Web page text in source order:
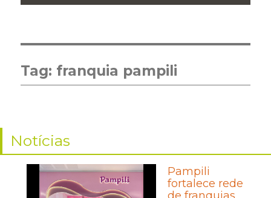
Tag: franquia pampili
Notícias
Pampili
fortalece rede
de franquias